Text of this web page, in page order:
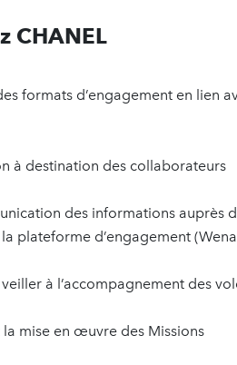
CHANEL
formats d’engagement en lien
à destination des collaborateurs
des informations auprès
plateforme d’engagement
à l’accompagnement des
la mise en œuvre des Missions